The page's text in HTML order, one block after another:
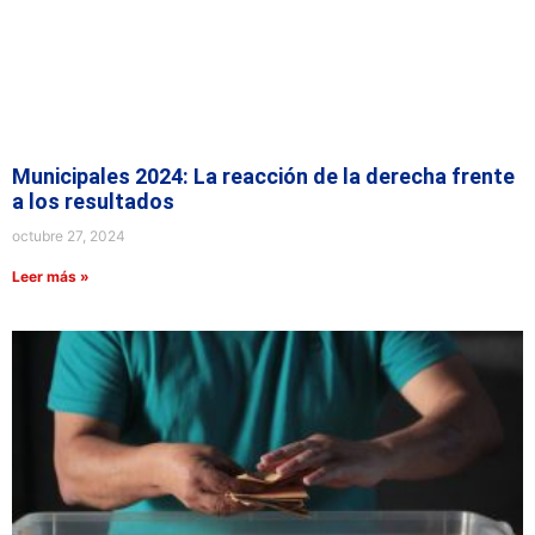
Municipales 2024: La reacción de la derecha frente
a los resultados
octubre 27, 2024
Leer más »